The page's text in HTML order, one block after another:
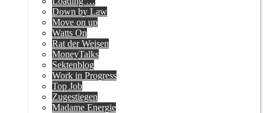
Down by Law
Move on up
Watts On
Rat der Weisen
MoneyTalks
Sektenblog
Work in Progress
Top Job
Zugestiegen
Madame Energie